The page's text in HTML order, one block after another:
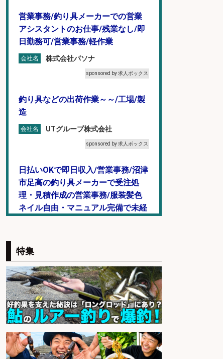
営業事務/釣り具メーカーでの営業
アシスタントのお仕事/残業なし/即
日勤務可/営業事務/軽作業
会社名 株式会社パソナ
sponsored by 求人ボックス
釣り具などの出荷作業～～/工場/製
造
会社名 UTグループ株式会社
sponsored by 求人ボックス
日払いOKで即日収入/営業事務/沼津
市足高の釣り具メーカーで受注処
理・見積作成の営業事務/服装髪色
ネイル自由・マニュアル完備で未経
sponsored by 求人ボックス
日払いOKで即日収入/営業事務/「時
給1,425円」 日払いOK!沼津市足高
エリアの釣り具メーカーで受注処
理・見積作成の営業事務/服装髪色
ネイル自由・土日祝休み/静岡県/沼
津市
特集